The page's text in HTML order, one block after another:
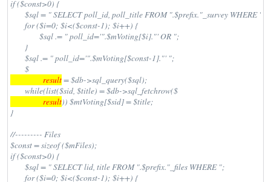
if ($const>0) {
	$
                  result
= $db->sql_query($sql);
	while(list($sid, $title) = $db->sql_fetchrow($
                  result
)) $mtVoting[$sid] = $title;
}
//--------- Files
$const = sizeof ($mFiles);
if ($const>0) {